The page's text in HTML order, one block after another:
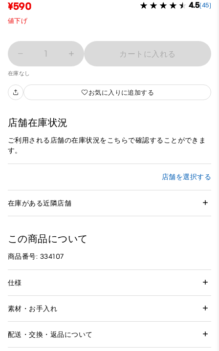
¥590 4.5(45)
値下げ
1 カートに入れる
在庫なし
お気に入りに追加する
店舗在庫状況
ご利用される店舗の在庫状況をこちらで確認することができま
す。
店舗を選択する
在庫がある近隣店舗
この商品について
商品番号: 334107
仕様
素材・お手入れ
配送・交換・返品について